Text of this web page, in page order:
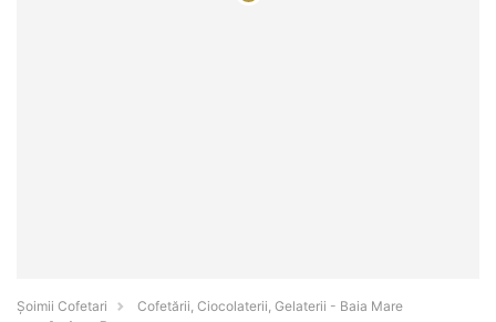
Șoimii Cofetari
Cofetării, Ciocolaterii, Gelaterii - Baia Mare